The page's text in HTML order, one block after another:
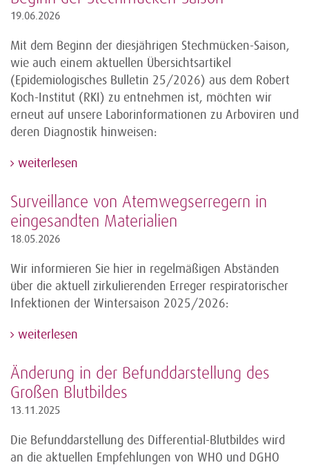
19.06.2026
Mit dem Beginn der diesjährigen Stechmücken-Saison,
wie auch einem aktuellen Übersichtsartikel
(Epidemiologisches Bulletin 25/2026) aus dem Robert
Koch-Institut (RKI) zu entnehmen ist, möchten wir
erneut auf unsere Laborinformationen zu Arboviren und
deren Diagnostik hinweisen:
weiterlesen
Surveillance von Atemwegserregern in
eingesandten Materialien
18.05.2026
Wir informieren Sie hier in regelmäßigen Abständen
über die aktuell zirkulierenden Erreger respiratorischer
Infektionen der Wintersaison 2025/2026:
weiterlesen
Änderung in der Befunddarstellung des
Großen Blutbildes
13.11.2025
Die Befunddarstellung des Differential-Blutbildes wird
an die aktuellen Empfehlungen von WHO und DGHO